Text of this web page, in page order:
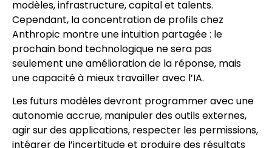
modèles, infrastructure, capital et talents.
Cependant, la concentration de profils chez
Anthropic montre une intuition partagée : le
prochain bond technologique ne sera pas
seulement une amélioration de la réponse, mais
une capacité à mieux travailler avec l’IA.
Les futurs modèles devront programmer avec une
autonomie accrue, manipuler des outils externes,
agir sur des applications, respecter les permissions,
intégrer de l’incertitude et produire des résultats